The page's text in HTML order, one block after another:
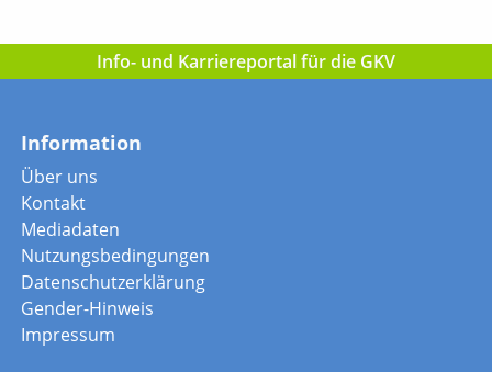
Info- und Karriereportal für die GKV
Information
Über uns
Kontakt
Mediadaten
Nutzungsbedingungen
Datenschutzerklärung
Gender-Hinweis
Impressum